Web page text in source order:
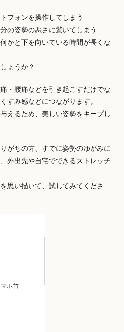
フォンを操作してしまう
の姿勢の悪さに驚いてしまう
かと下を向いている時間が長くな
ょうか？
・腰痛などを引き起こすだけでな
すみ感などにつながります。
えるため、美しい姿勢をキープし
がちの方、すでに姿勢のゆがみに
外出先や自宅でできるストレッチ
思い描いて、試してみてくださ
ホ首